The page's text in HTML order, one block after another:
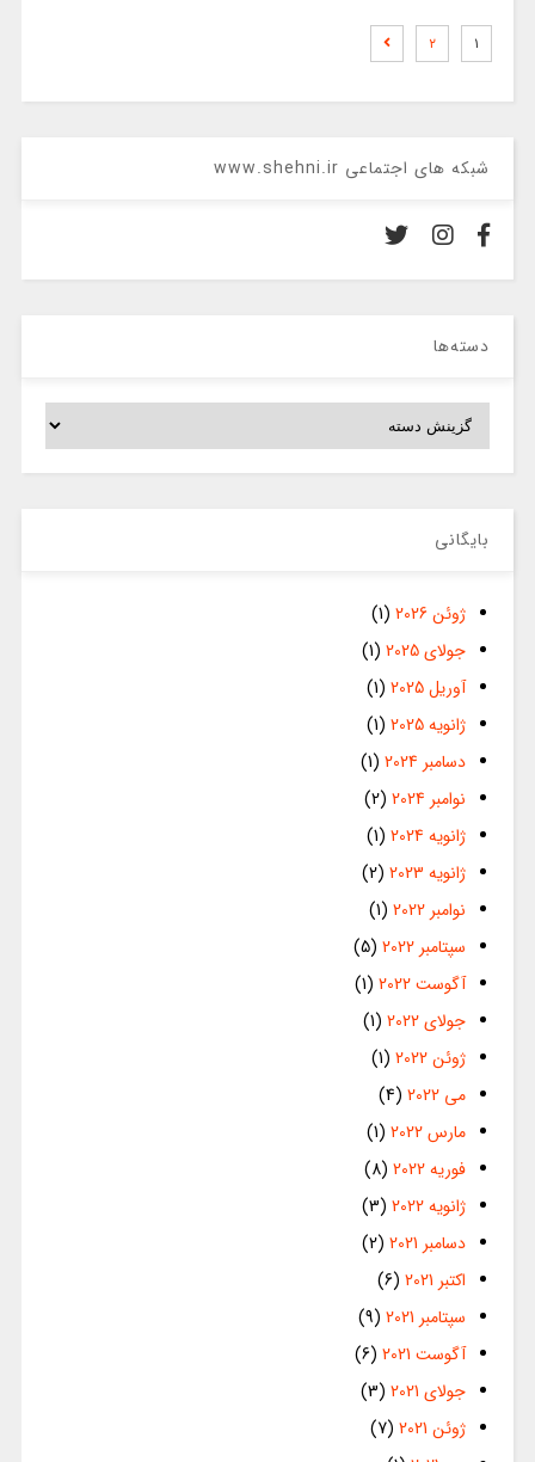
۱ ۲
شبکه های اجتماعی www.shehni.ir
دسته‌ها
دسته‌ها
بایگانی
ژوئن 2026
(1)
جولای 2025
(1)
آوریل 2025
(1)
ژانویه 2025
(1)
دسامبر 2024
(1)
نوامبر 2024
(2)
ژانویه 2024
(1)
ژانویه 2023
(2)
نوامبر 2022
(1)
سپتامبر 2022
(5)
آگوست 2022
(1)
جولای 2022
(1)
ژوئن 2022
(1)
می 2022
(4)
مارس 2022
(1)
فوریه 2022
(8)
ژانویه 2022
(3)
دسامبر 2021
(2)
اکتبر 2021
(6)
سپتامبر 2021
(9)
آگوست 2021
(6)
جولای 2021
(3)
ژوئن 2021
(7)